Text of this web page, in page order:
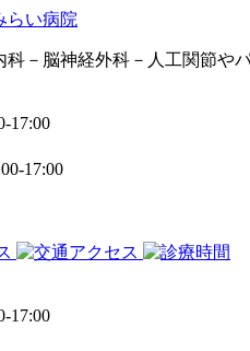
－脳神経外科－人工関節や
17:00
17:00
17:00